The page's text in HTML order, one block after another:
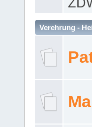
Verehrung -